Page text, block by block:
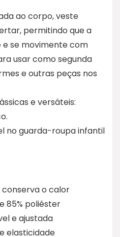
ao corpo, veste
permitindo que a
e se movimente com
usar como segunda
e outras peças nos
e versáteis:
no guarda-roupa infantil
conserva o calor
85% poliéster
e ajustada
elasticidade